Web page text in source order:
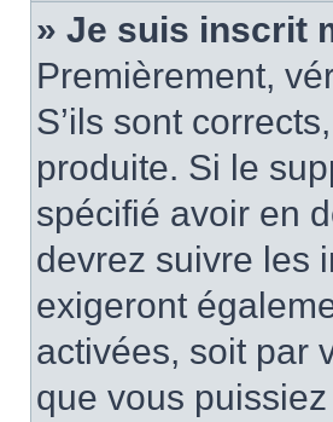
» Je suis inscrit
Premièrement,
S’ils sont
produite. Si le
spécifié avoir en
devrez suivre les
exigeront
activées, soit par
que vous